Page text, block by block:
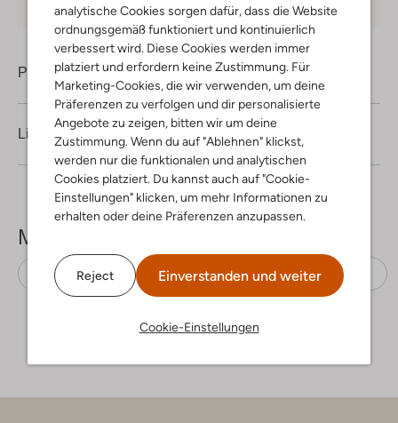
analytische Cookies sorgen dafür, dass die Website
ordnungsgemäß funktioniert und kontinuierlich
verbessert wird. Diese Cookies werden immer
platziert und erfordern keine Zustimmung. Für
Marketing-Cookies, die wir verwenden, um deine
Präferenzen zu verfolgen und dir personalisierte
Angebote zu zeigen, bitten wir um deine
Zustimmung. Wenn du auf "Ablehnen" klickst,
werden nur die funktionalen und analytischen
Cookies platziert. Du kannst auch auf "Cookie-
Einstellungen" klicken, um mehr Informationen zu
erhalten oder deine Präferenzen anzupassen.
Reject Einverstanden und weiter
Cookie-Einstellungen
Produktinformation
Lieferung & Rückgabe
Mehr sehen
Flache Sandalen Calvin Klein Stoff-Textil